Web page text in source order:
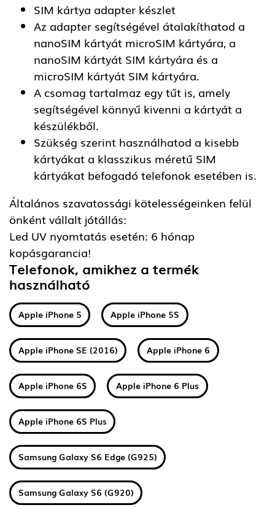
SIM kártya adapter készlet
Az adapter segítségével átalakíthatod a
nanoSIM kártyát microSIM kártyára, a
nanoSIM kártyát SIM kártyára és a
microSIM kártyát SIM kártyára.
A csomag tartalmaz egy tűt is, amely
segítségével könnyű kivenni a kártyát a
készülékből.
Szükség szerint használhatod a kisebb
kártyákat a klasszikus méretű SIM
kártyákat befogadó telefonok esetében is.
Általános szavatossági kötelességeinken felül
önként vállalt jótállás:
Led UV nyomtatás esetén: 6 hónap
kopásgarancia!
Telefonok, amikhez a termék
használható
Apple iPhone 5 Apple iPhone 5S
Apple iPhone SE (2016) Apple iPhone 6
Apple iPhone 6S Apple iPhone 6 Plus
Apple iPhone 6S Plus
Samsung Galaxy S6 Edge (G925)
Samsung Galaxy S6 (G920)